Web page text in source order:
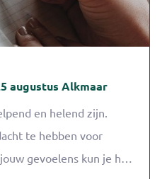
augustus Alkmaar
en helend zijn.
te hebben voor
gevoelens kun je het